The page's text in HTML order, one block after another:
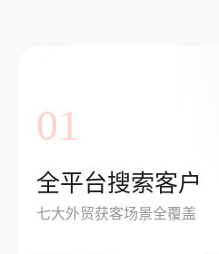
01
全平台搜索客户
七大外贸获客场景全覆盖